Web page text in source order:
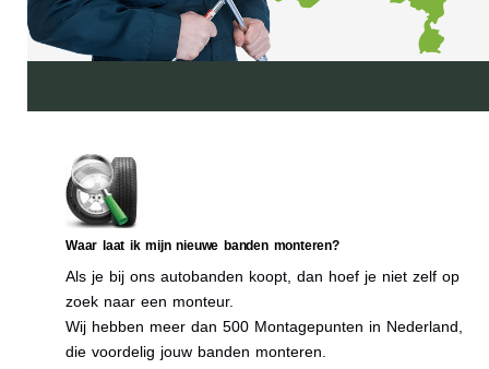
Waar laat ik mijn nieuwe banden monteren?
Als je bij ons autobanden koopt, dan hoef je niet zelf op
zoek naar een monteur.
Wij hebben meer dan 500 Montagepunten in Nederland,
die voordelig jouw banden monteren.